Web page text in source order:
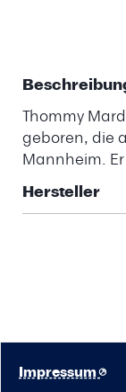
Thommy
geboren, die
Mannheim.
Hersteller
Impressum